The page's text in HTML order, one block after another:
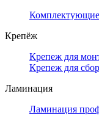
Комплектующие
Крепёж
Крепеж для
Крепеж для
Ламинация
Ламинация